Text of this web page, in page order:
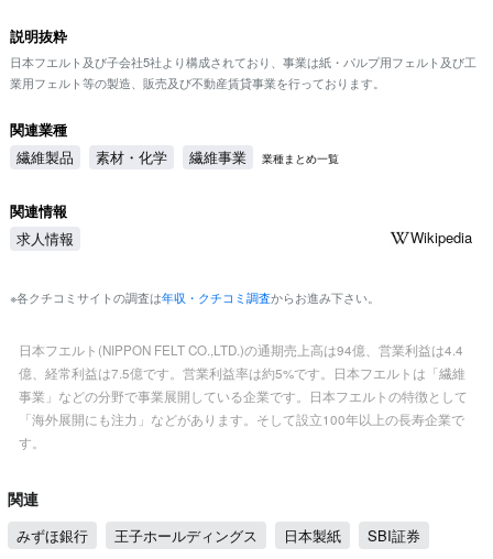
説明抜粋
日本フエルト及び子会社5社より構成されており、事業は紙・パルプ用フェルト及び工
業用フェルト等の製造、販売及び不動産賃貸事業を行っております。
関連業種
繊維製品
素材・化学 繊維事業 業種まとめ一覧
関連情報
求人情報
Wikipedia
※各クチコミサイトの調査は年収・クチコミ調査からお進み下さい。
日本フエルト(NIPPON FELT CO.,LTD.)の通期売上高は94億、営業利益は4.4
億、経常利益は7.5億です。営業利益率は約5%です。日本フエルトは「繊維
事業」などの分野で事業展開している企業です。日本フエルトの特徴として
「海外展開にも注力」などがあります。そして設立100年以上の長寿企業で
す。
関連
みずほ銀行 王子ホールディングス 日本製紙 SBI証券